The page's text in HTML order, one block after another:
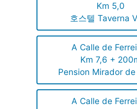
Km 5,0
호스텔 Taverna
A Calle de
Km 7,6 +
Pension Mirador de
A Calle de